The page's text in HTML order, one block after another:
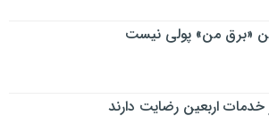
«برق من» پولی نیست
خدمات اربعین رضایت دارند